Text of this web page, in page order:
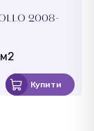
2008-
Купити